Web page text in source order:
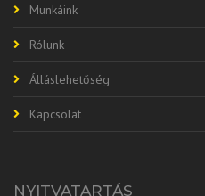
Munkáink
Rólunk
Álláslehetőség
Kapcsolat
NYITVATARTÁS